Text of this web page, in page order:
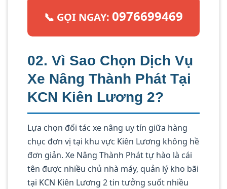
📞 GỌI NGAY: 0976699469
02. Vì Sao Chọn Dịch Vụ
Xe Nâng Thành Phát Tại
KCN Kiên Lương 2?
Lựa chọn đối tác xe nâng uy tín giữa hàng
chục đơn vị tại khu vực Kiên Lương không hề
đơn giản. Xe Nâng Thành Phát tự hào là cái
tên được nhiều chủ nhà máy, quản lý kho bãi
tại KCN Kiên Lương 2 tin tưởng suốt nhiều